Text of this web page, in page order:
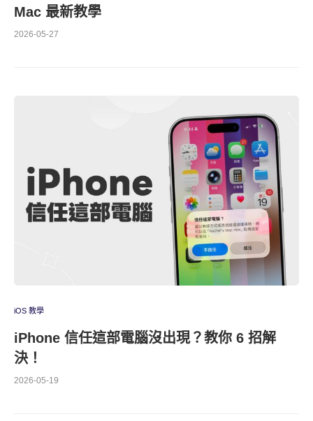
Mac 最新教學
2026-05-27
iOS 教學
iPhone 信任這部電腦沒出現？教你 6 招解
決！
2026-05-19